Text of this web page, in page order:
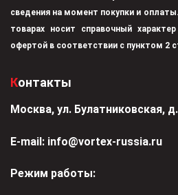
сведения на момент покупки и
товарах носит справочный
офертой в соответствии с пунктом 2
Контакты
Москва, ул. Булатниковская,
Е-mail: info@vortex-russia.ru
Режим работы: